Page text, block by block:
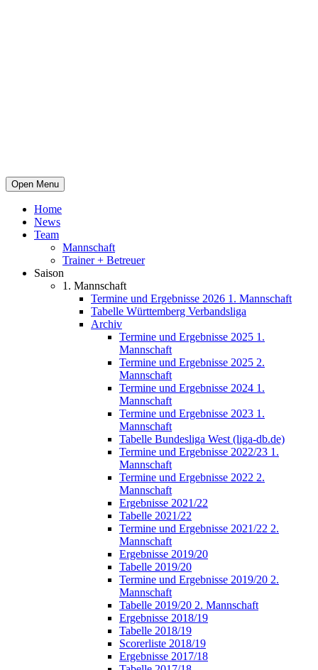
Open Menu
Home
News
Team
Mannschaft
Trainer + Betreuer
Saison
1. Mannschaft
Termine und Ergebnisse 2026 1. Mannschaft
Tabelle Württemberg Verbandsliga
Archiv
Termine und Ergebnisse 2025 1.
Mannschaft
Termine und Ergebnisse 2025 2.
Mannschaft
Termine und Ergebnisse 2024 1.
Mannschaft
Termine und Ergebnisse 2023 1.
Mannschaft
Tabelle Bundesliga West (liga-db.de)
Termine und Ergebnisse 2022/23 1.
Mannschaft
Termine und Ergebnisse 2022 2.
Mannschaft
Ergebnisse 2021/22
Tabelle 2021/22
Termine und Ergebnisse 2021/22 2.
Mannschaft
Ergebnisse 2019/20
Tabelle 2019/20
Termine und Ergebnisse 2019/20 2.
Mannschaft
Tabelle 2019/20 2. Mannschaft
Ergebnisse 2018/19
Tabelle 2018/19
Scorerliste 2018/19
Ergebnisse 2017/18